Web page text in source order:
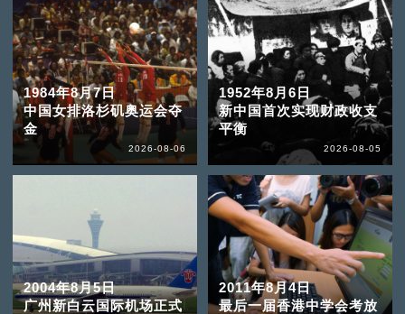
1984年8月7日
中国女排洛杉矶奥运会夺
金
2026-08-06
1952年8月6日
新中国首次实现财政收支
平衡
2026-08-05
2004年8月5日
广州新白云国际机场正式
2011年8月4日
最后一届香港中学会考放